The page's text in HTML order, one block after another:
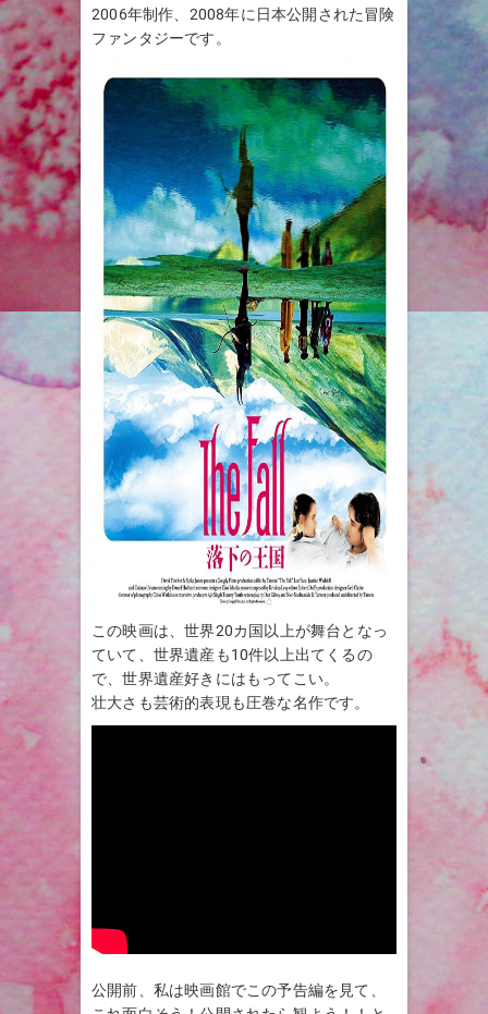
2006年制作、2008年に日本公開された冒険
ファンタジーです。
この映画は、世界20カ国以上が舞台となっ
ていて、世界遺産も10件以上出てくるの
で、世界遺産好きにはもってこい。
壮大さも芸術的表現も圧巻な名作です。
公開前、私は映画館でこの予告編を見て、